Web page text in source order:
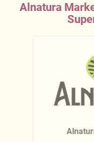
Alnatura